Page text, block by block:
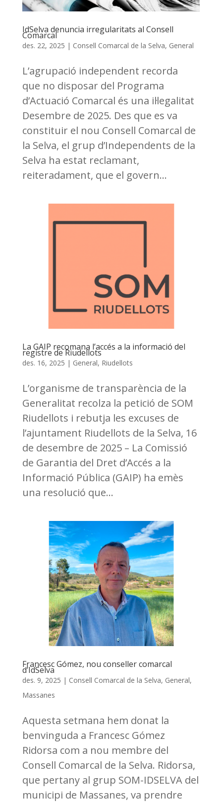
IdSelva denuncia irregularitats al Consell
Comarcal
des. 22, 2025 | Consell Comarcal de la Selva, General
L’agrupació independent recorda
que no disposar del Programa
d’Actuació Comarcal és una il·legalitat
Desembre de 2025. Des que es va
constituir el nou Consell Comarcal de
la Selva, el grup d’Independents de la
Selva ha estat reclamant,
reiteradament, que el govern...
La GAIP recomana l’accés a la informació del
registre de Riudellots
des. 16, 2025 | General, Riudellots
L’organisme de transparència de la
Generalitat recolza la petició de SOM
Riudellots i rebutja les excuses de
l’ajuntament Riudellots de la Selva, 16
de desembre de 2025 – La Comissió
de Garantia del Dret d’Accés a la
Informació Pública (GAIP) ha emès
una resolució que...
Francesc Gómez, nou conseller comarcal
d’IdSelva
des. 9, 2025 | Consell Comarcal de la Selva, General,
Massanes
Aquesta setmana hem donat la
benvinguda a Francesc Gómez
Ridorsa com a nou membre del
Consell Comarcal de la Selva. Ridorsa,
que pertany al grup SOM-IDSELVA del
municipi de Massanes, va prendre